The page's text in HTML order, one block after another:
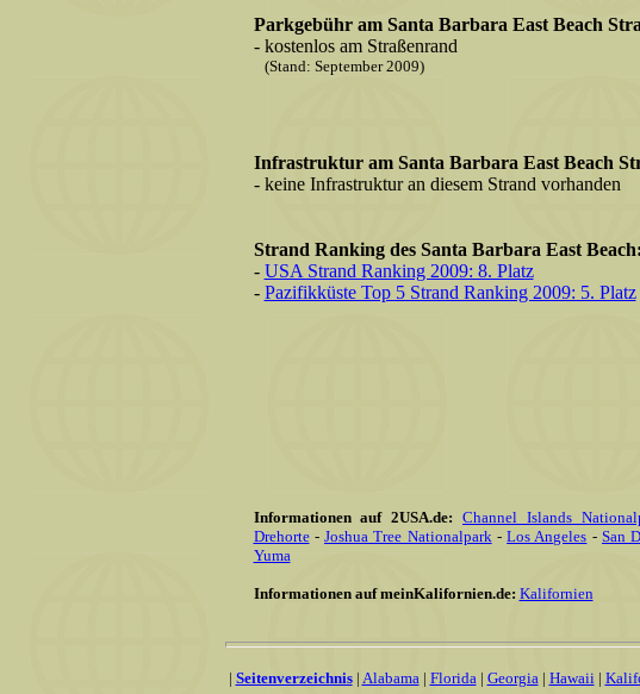
Parkgebühr am Santa Barbara East Beach
- kostenlos am Straßenrand
(Stand: September 2009)
Infrastruktur am Santa Barbara East Beach
- keine Infrastruktur an diesem Strand vorhanden
Strand Ranking des Santa Barbara East Beach:
- USA Strand Ranking 2009: 8. Platz
- Pazifikküste Top 5 Strand Ranking 2009: 5. Platz
Informationen auf 2USA.de: Channel Islands
Drehorte-Joshua Tree Nationalpark-Los Angeles - San
Yuma
Informationen auf meinKalifornien.de: Kalifornien
| Seitenverzeichnis| Alabama| Florida| Georgia| Hawaii|